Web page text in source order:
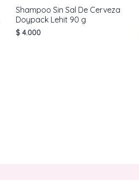
Shampoo Sin Sal De Cerveza
Doypack Lehit 90 g
$ 4.000